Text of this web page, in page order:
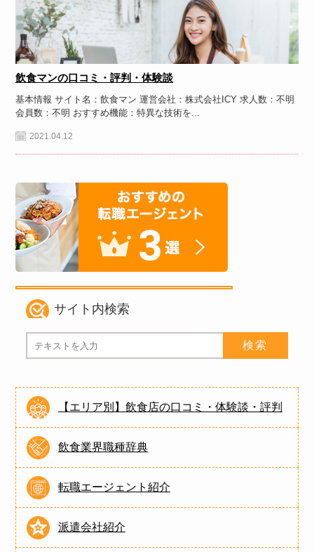
飲食マンの口コミ・評判・体験談
基本情報 サイト名：飲食マン 運営会社：株式会社ICY 求人数：不明
会員数：不明 おすすめ機能：特異な技術を...
2021.04.12
サイト内検索
【エリア別】飲食店の口コミ・体験談・評判
飲食業界職種辞典
転職エージェント紹介
派遣会社紹介